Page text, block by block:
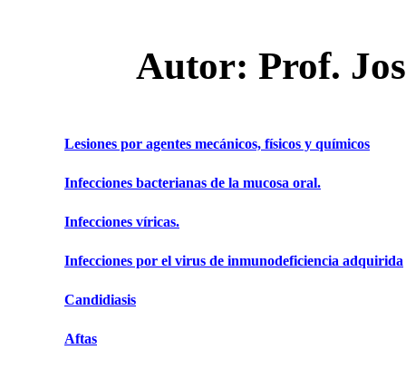
Autor: Prof.
Lesiones por agentes mecánicos, físicos y químicos
Infecciones bacterianas de la mucosa oral.
Infecciones víricas.
Infecciones por el virus de inmunodeficiencia adquirida
Candidiasis
Aftas